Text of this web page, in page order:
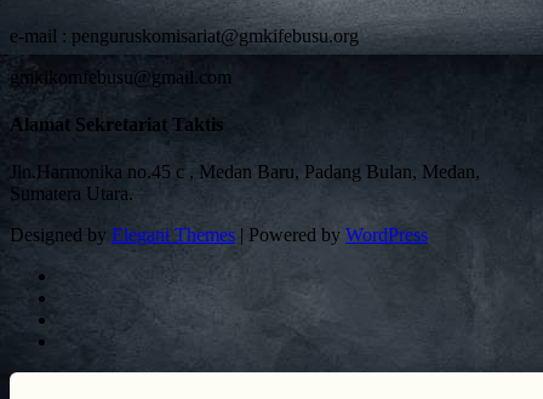
e-mail : penguruskomisariat@gmkifebusu.org
gmkikomfebusu@gmail.com
Alamat Sekretariat Taktis
Jln.Harmonika no.45 c , Medan Baru, Padang Bulan, Medan,
Sumatera Utara.
Designed by Elegant Themes | Powered by WordPress